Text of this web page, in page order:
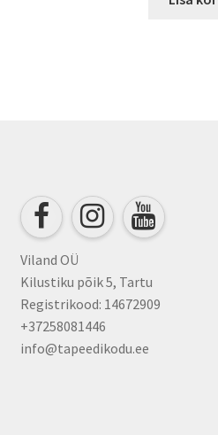
Viland OÜ
Kilustiku põik 5, Tartu
Registrikood: 14672909
+37258081446
info@tapeedikodu.ee